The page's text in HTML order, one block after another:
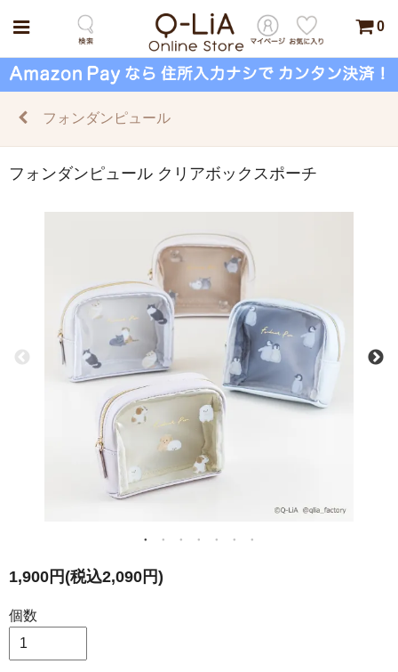
0
フォンダンピュール
フォンダンピュール クリアボックスポーチ
1,900円(税込2,090円)
個数